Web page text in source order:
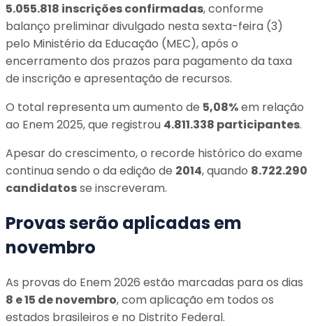
5.055.818 inscrições confirmadas, conforme
balanço preliminar divulgado nesta sexta-feira (3)
pelo Ministério da Educação (MEC), após o
encerramento dos prazos para pagamento da taxa
de inscrição e apresentação de recursos.
O total representa um aumento de 5,08%em relação
ao Enem 2025, que registrou 4.811.338 participantes.
Apesar do crescimento, o recorde histórico do exame
continua sendo o da edição de 2014, quando 8.722.290
candidatosse inscreveram.
Provas serão aplicadas em
novembro
As provas do Enem 2026 estão marcadas para os dias
8 e 15 de novembro, com aplicação em todos os
estados brasileiros e no Distrito Federal.